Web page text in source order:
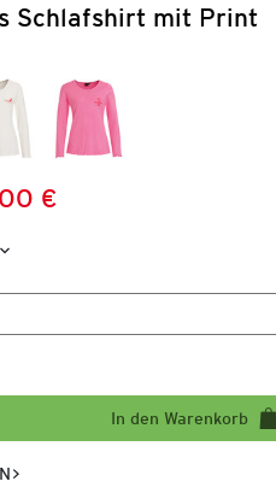
Schlafshirt mit Print
€
In den Warenkorb